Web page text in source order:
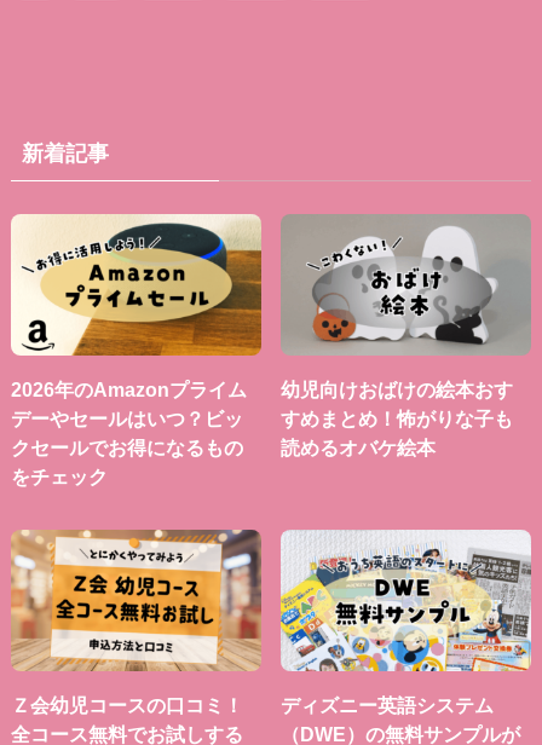
新着記事
2026年のAmazonプライム
デーやセールはいつ？ビッ
クセールでお得になるもの
をチェック
幼児向けおばけの絵本おす
すめまとめ！怖がりな子も
読めるオバケ絵本
Ｚ会幼児コースの口コミ！
全コース無料でお試しする
ディズニー英語システム
（DWE）の無料サンプルが